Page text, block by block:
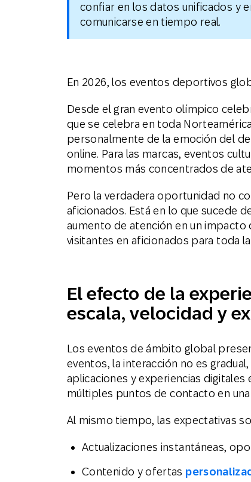
confiar en los datos unificados y
comunicarse en tiempo real.
En 2026, los eventos deportivos
Desde el gran evento olímpico
que se celebra en toda
personalmente de la emoción del
online. Para las marcas, eventos
momentos más concentrados de
Pero la verdadera oportunidad no
aficionados. Está en lo que sucede
aumento de atención en un impacto
visitantes en aficionados para toda la
El efecto de la
escala, velocidad y
Los eventos de ámbito global
eventos, la interacción no es
aplicaciones y experiencias
múltiples puntos de contacto en una
Al mismo tiempo, las expectativas
Actualizaciones instantáneas,
Contenido y ofertas